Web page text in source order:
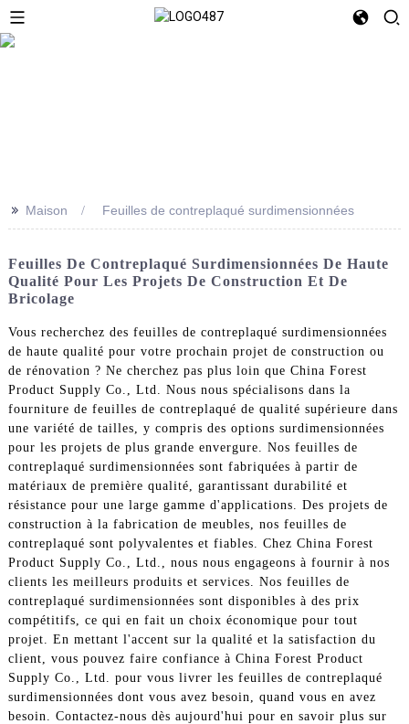
>> Maison Feuilles de contreplaqué surdimensionnées
Feuilles De Contreplaqué Surdimensionnées De Haute
Qualité Pour Les Projets De Construction Et De
Bricolage
Vous recherchez des feuilles de contreplaqué surdimensionnées
de haute qualité pour votre prochain projet de construction ou
de rénovation ? Ne cherchez pas plus loin que China Forest
Product Supply Co., Ltd. Nous nous spécialisons dans la
fourniture de feuilles de contreplaqué de qualité supérieure dans
une variété de tailles, y compris des options surdimensionnées
pour les projets de plus grande envergure. Nos feuilles de
contreplaqué surdimensionnées sont fabriquées à partir de
matériaux de première qualité, garantissant durabilité et
résistance pour une large gamme d'applications. Des projets de
construction à la fabrication de meubles, nos feuilles de
contreplaqué sont polyvalentes et fiables. Chez China Forest
Product Supply Co., Ltd., nous nous engageons à fournir à nos
clients les meilleurs produits et services. Nos feuilles de
contreplaqué surdimensionnées sont disponibles à des prix
compétitifs, ce qui en fait un choix économique pour tout
projet. En mettant l'accent sur la qualité et la satisfaction du
client, vous pouvez faire confiance à China Forest Product
Supply Co., Ltd. pour vous livrer les feuilles de contreplaqué
surdimensionnées dont vous avez besoin, quand vous en avez
besoin. Contactez-nous dès aujourd'hui pour en savoir plus sur